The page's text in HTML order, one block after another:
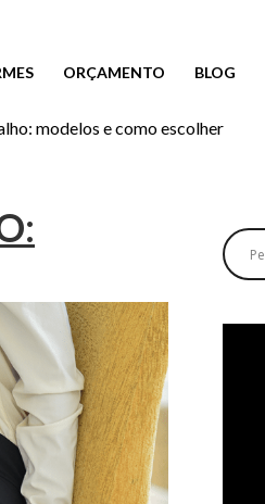
ORÇAMENTO BLOG
modelos e como escolher